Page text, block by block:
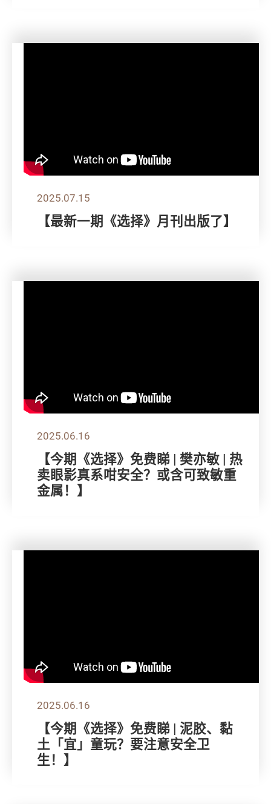
2025.07.15
【最新一期《选择》月刊出版了】
2025.06.16
【今期《选择》免费睇 | 樊亦敏 | 热
卖眼影真系咁安全？或含可致敏重
金属！】
2025.06.16
【今期《选择》免费睇 | 泥胶、黏
土「宜」童玩？要注意安全卫
生！】